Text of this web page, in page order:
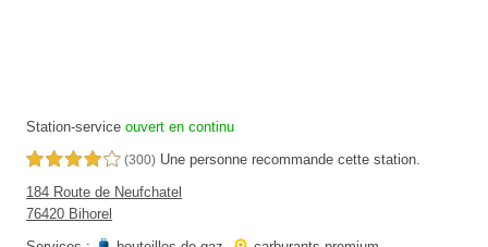
Station-service ouvert en continu
4,0 étoiles sur 5 (300) Une personne recommande cette station.
184 Route de Neufchatel
76420 Bihorel